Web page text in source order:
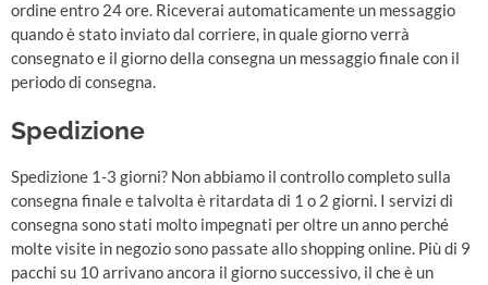
ordine entro 24 ore. Riceverai automaticamente un messaggio
quando è stato inviato dal corriere, in quale giorno verrà
consegnato e il giorno della consegna un messaggio finale con il
periodo di consegna.
Spedizione
Spedizione 1-3 giorni? Non abbiamo il controllo completo sulla
consegna finale e talvolta è ritardata di 1 o 2 giorni. I servizi di
consegna sono stati molto impegnati per oltre un anno perché
molte visite in negozio sono passate allo shopping online. Più di 9
pacchi su 10 arrivano ancora il giorno successivo, il che è un